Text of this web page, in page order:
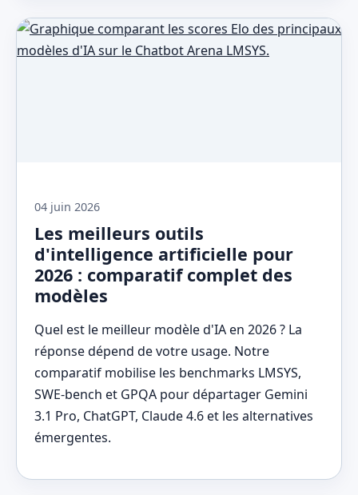
04 juin 2026
Les meilleurs outils
d'intelligence artificielle pour
2026 : comparatif complet des
modèles
Quel est le meilleur modèle d'IA en 2026 ? La
réponse dépend de votre usage. Notre
comparatif mobilise les benchmarks LMSYS,
SWE-bench et GPQA pour départager Gemini
3.1 Pro, ChatGPT, Claude 4.6 et les alternatives
émergentes.